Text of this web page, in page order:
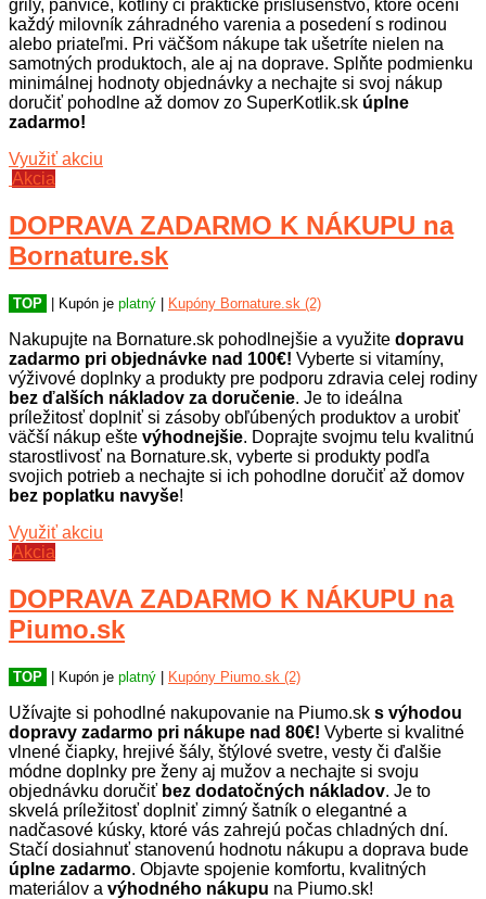
grily, panvice, kotliny či praktické príslušenstvo, ktoré ocení
každý milovník záhradného varenia a posedení s rodinou
alebo priateľmi. Pri väčšom nákupe tak ušetríte nielen na
samotných produktoch, ale aj na doprave. Splňte podmienku
minimálnej hodnoty objednávky a nechajte si svoj nákup
doručiť pohodlne až domov zo SuperKotlik.sk úplne
zadarmo!
Využiť akciu
Akcia
DOPRAVA ZADARMO K NÁKUPU na
Bornature.sk
TOP | Kupón je platný Kupóny Bornature.sk (2)
Nakupujte na Bornature.sk pohodlnejšie a využite dopravu
zadarmo pri objednávke nad 100€! Vyberte si vitamíny,
výživové doplnky a produkty pre podporu zdravia celej rodiny
bez ďalších nákladov za doručenie. Je to ideálna
príležitosť doplniť si zásoby obľúbených produktov a urobiť
väčší nákup ešte výhodnejšie. Doprajte svojmu telu kvalitnú
starostlivosť na Bornature.sk, vyberte si produkty podľa
svojich potrieb a nechajte si ich pohodlne doručiť až domov
bez poplatku navyše!
Využiť akciu
Akcia
DOPRAVA ZADARMO K NÁKUPU na
Piumo.sk
TOP | Kupón je platný | Kupóny Piumo.sk (2)
Užívajte si pohodlné nakupovanie na Piumo.sk s výhodou
dopravy zadarmo pri nákupe nad 80€! Vyberte si kvalitné
vlnené čiapky, hrejivé šály, štýlové svetre, vesty či ďalšie
módne doplnky pre ženy aj mužov a nechajte si svoju
objednávku doručiť bez dodatočných nákladov. Je to
skvelá príležitosť doplniť zimný šatník o elegantné a
nadčasové kúsky, ktoré vás zahrejú počas chladných dní.
Stačí dosiahnuť stanovenú hodnotu nákupu a doprava bude
úplne zadarmo. Objavte spojenie komfortu, kvalitných
materiálov a výhodného nákupu na Piumo.sk!